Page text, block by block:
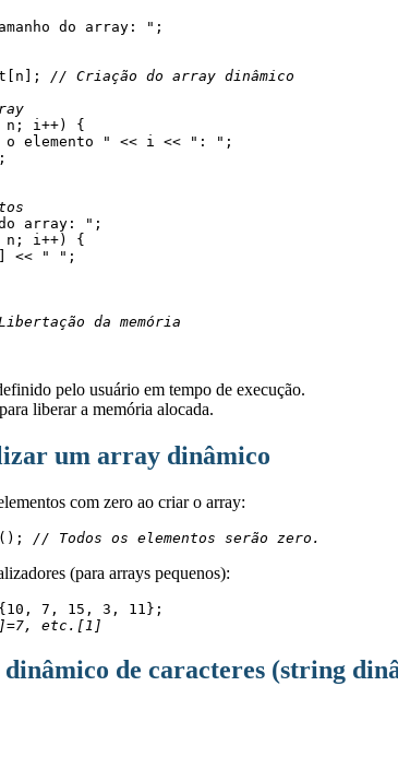
do array: ";
// Criação do array dinâmico
n; i++) {
o elemento " << i << ": ";
do array: ";
n; i++) {
<< " ";
da memória
pelo usuário em tempo de execução.
para liberar a memória alocada.
um array dinâmico
com zero ao criar o array:
// Todos os elementos serão zero.
(para arrays pequenos):
7, 15, 3, 11};
etc.[1]
de caracteres (string